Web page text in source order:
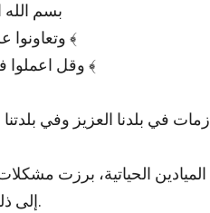
بسم الله
﴿ وتعاونوا على البر والتقوى ﴾
وقل اعملوا ﴾
الحياتية، برزت
إلى ذلك سبيلا، ما يستدعي قيام مبادرات استثنائية وتعاوناً وثيقاً بين جميع المكونات في بلدتنا الحبيبة.